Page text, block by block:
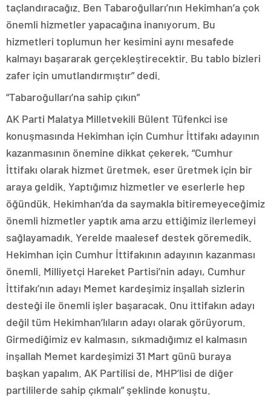
taçlandıracağız. Ben Tabaroğulları’nın Hekimhan’a çok
önemli hizmetler yapacağına inanıyorum. Bu
hizmetleri toplumun her kesimini aynı mesafede
kalmayı başararak gerçekleştirecektir. Bu tablo bizleri
zafer için umutlandırmıştır” dedi.
“Tabaroğulları’na sahip çıkın”
AK Parti Malatya Milletvekili Bülent Tüfenkci ise
konuşmasında Hekimhan için Cumhur İttifakı adayının
kazanmasının önemine dikkat çekerek, “Cumhur
İttifakı olarak hizmet üretmek, eser üretmek için bir
araya geldik. Yaptığımız hizmetler ve eserlerle hep
öğündük. Hekimhan’da da saymakla bitiremeyeceğimiz
önemli hizmetler yaptık ama arzu ettiğimiz ilerlemeyi
sağlayamadık. Yerelde maalesef destek göremedik.
Hekimhan için Cumhur İttifakının adayının kazanması
önemli. Milliyetçi Hareket Partisi’nin adayı, Cumhur
İttifakı’nın adayı Memet kardeşimiz inşallah sizlerin
desteği ile önemli işler başaracak. Onu ittifakın adayı
değil tüm Hekimhan’lıların adayı olarak görüyorum.
Girmediğimiz ev kalmasın, sıkmadığımız el kalmasın
inşallah Memet kardeşimizi 31 Mart günü buraya
başkan yapalım. AK Partilisi de, MHP’lisi de diğer
partililerde sahip çıkmalı” şeklinde konuştu.